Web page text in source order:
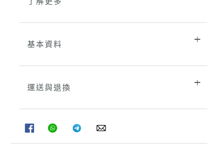
基本資料
運送與退換
FACEBOOK
分
享
WHATSAPPTELEGRAM
分
享
WHATSAPP